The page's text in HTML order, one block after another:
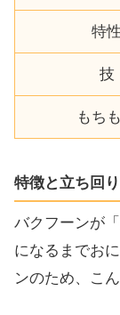
特性
技
もち
特徴と立ち回り
バクフーンが
になるまでお
ンのため、こ